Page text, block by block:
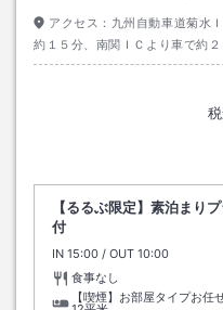
アクセス： 九州自動車道菊水
約１５分、南関ＩＣより車で約２
【るるぶ限定】素泊まり
付
IN チェックイン
15:00 / OUT チェックアウト
10:00
食事なし
【喫煙】お部屋タイプお任